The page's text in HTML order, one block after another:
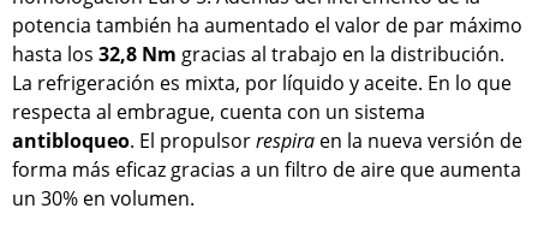
potencia también ha aumentado el valor de par máximo
hasta los 32,8 Nm gracias al trabajo en la distribución.
La refrigeración es mixta, por líquido y aceite. En lo que
respecta al embrague, cuenta con un sistema
antibloqueo. El propulsorrespira en la nueva versión de
forma más eficaz gracias a un filtro de aire que aumenta
un 30% en volumen.